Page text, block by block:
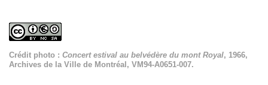
Crédit photo : Concert estival au belvédère du mont Royal, 1966,
Archives de la Ville de Montréal, VM94-A0651-007.